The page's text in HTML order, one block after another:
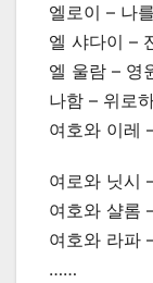
엘로이 – 나
엘 샤다이 –
엘 울람 – 영
나함 – 위로
여호와 이레
여로와 닛시
여호와 샬롬
여호와 라파
……